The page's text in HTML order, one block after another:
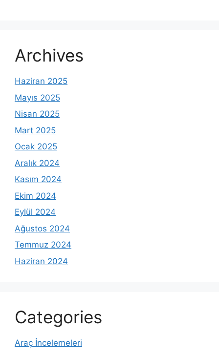
Archives
Haziran 2025
Mayıs 2025
Nisan 2025
Mart 2025
Ocak 2025
Aralık 2024
Kasım 2024
Ekim 2024
Eylül 2024
Ağustos 2024
Temmuz 2024
Haziran 2024
Categories
Araç İncelemeleri